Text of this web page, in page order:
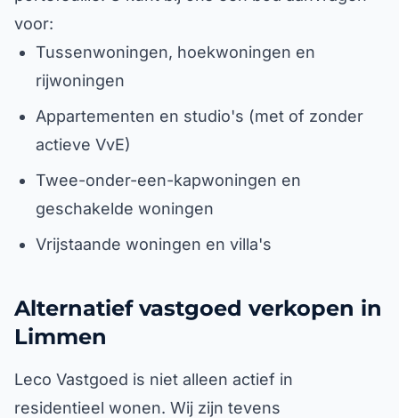
voor:
Tussenwoningen, hoekwoningen en
rijwoningen
Appartementen en studio's (met of zonder
actieve VvE)
Twee-onder-een-kapwoningen en
geschakelde woningen
Vrijstaande woningen en villa's
Alternatief vastgoed verkopen in
Limmen
Leco Vastgoed is niet alleen actief in
residentieel wonen. Wij zijn tevens